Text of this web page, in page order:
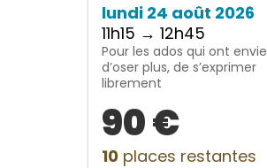
lundi 24 août 2026
11h15 → 12h45
Pour les ados qui ont envie
d’oser plus, de s’exprimer
librement
90 €
10 places restantes